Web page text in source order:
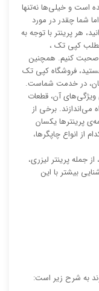
است و خیلی‌ها نه‌تنها
شما چقدر در مورد
هر پرینتر با توجه به
کپی تک ،
صحبت کنیم. همچنین
فروشگاه کپی تک
در خدمت شماست.
ویژگی‌های آن، قطعات
می‌اندازند. برخی از
پرینترها یکسان
از انواع چاپگرها،
جمله پرینتر لیزری،
بیشتر با این
به شرح زیر است: